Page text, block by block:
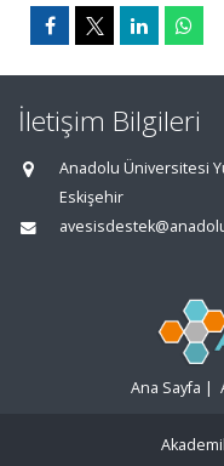
İletişim Bilgileri
Anadolu Üniversitesi
Eskişehir
Ana Sayfa |